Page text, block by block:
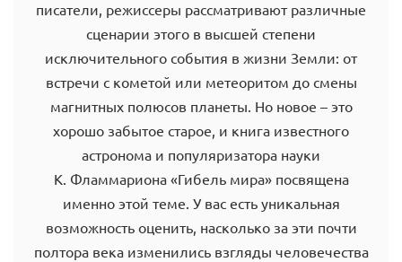
писатели, режиссеры рассматривают различные
сценарии этого в высшей степени
исключительного события в жизни Земли: от
встречи с кометой или метеоритом до смены
магнитных полюсов планеты. Но новое – это
хорошо забытое старое, и книга известного
астронома и популяризатора науки
К. Фламмариона «Гибель мира» посвящена
именно этой теме. У вас есть уникальная
возможность оценить, насколько за эти почти
полтора века изменились взгляды человечества